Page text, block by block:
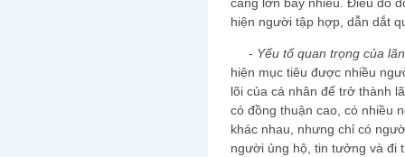
hiện người tập hợp, dẫn dắt
- Yếu tố quan trọng của
hiện mục tiêu được nhiều
lõi của cá nhân để trở thành
có đồng thuận cao, có nhiều
khác nhau, nhưng chỉ có
người ủng hộ, tin tưởng và đi